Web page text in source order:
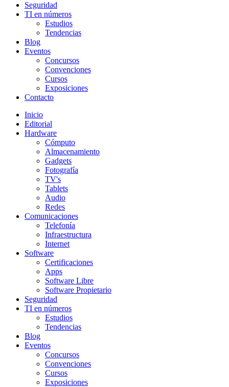
Seguridad
TI en números
Estudios
Tendencias
Blog
Eventos
Concursos
Convenciones
Cursos
Exposiciones
Contacto
Inicio
Editorial
Hardware
Cómputo
Almacenamiento
Gadgets
Fotografía
TV's
Tablets
Audio
Redes
Comunicaciones
Telefonía
Infraestructura
Internet
Software
Certificaciones
Apps
Software Libre
Software Propietario
Seguridad
TI en números
Estudios
Tendencias
Blog
Eventos
Concursos
Convenciones
Cursos
Exposiciones